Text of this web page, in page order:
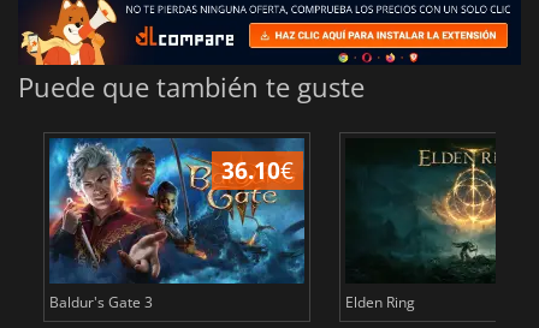
Puede que también te guste
36.10€
Baldur's Gate 3 Elden Ring